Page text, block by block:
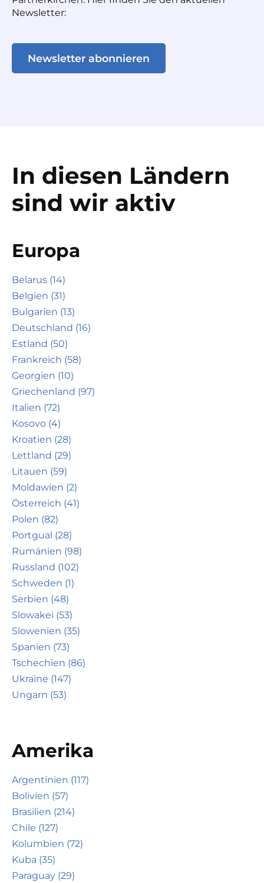
Newsletter:
Newsletter abonnieren
In diesen Ländern
sind wir aktiv
Europa
Belarus (14)
Belgien (31)
Bulgarien (13)
Deutschland (16)
Estland (50)
Frankreich (58)
Georgien (10)
Griechenland (97)
Italien (72)
Kosovo (4)
Kroatien (28)
Lettland (29)
Litauen (59)
Moldawien (2)
Österreich (41)
Polen (82)
Portgual (28)
Rumänien (98)
Russland (102)
Schweden (1)
Serbien (48)
Slowakei (53)
Slowenien (35)
Spanien (73)
Tschechien (86)
Ukraine (147)
Ungarn (53)
Amerika
Argentinien (117)
Bolivien (57)
Brasilien (214)
Chile (127)
Kolumbien (72)
Kuba (35)
Paraguay (29)